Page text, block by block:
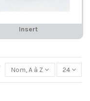
Insert
Nom, A à Z 24